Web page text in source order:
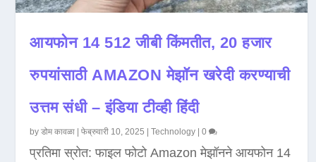
आयफोन 14 512 जीबी किंमतीत, 20 हजार
रुपयांसाठी AMAZON मेझॉन खरेदी करण्याची
उत्तम संधी – इंडिया टीव्ही हिंदी
byडोम कावळा |फेब्रुवारी 10, 2025 |Technology |0
प्रतिमा स्रोत: फाइल फोटो Amazon मेझॉनने आयफोन 14